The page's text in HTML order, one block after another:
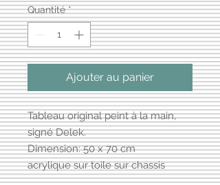
Quantité *
Ajouter au panier
Tableau original peint à la main,
signé Delek.
Dimension: 50 x 70 cm
acrylique sur toile sur chassis